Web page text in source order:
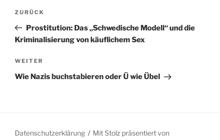
Beitragsnavigation
Vorheriger
Beitrag
ZURÜCK
Prostitution: Das „Schwedische Modell“ und die
Kriminalisierung von käuflichem Sex
Nächster
Beitrag
WEITER
Wie Nazis buchstabieren oder Ü wie Übel
Datenschutzerklärung Mit Stolz präsentiert von